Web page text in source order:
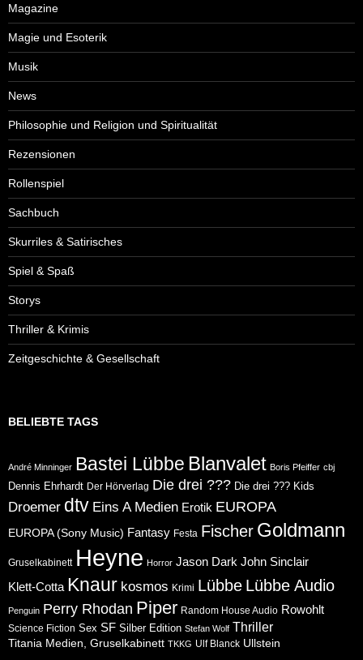
Magazine
Magie und Esoterik
Musik
News
Philosophie und Religion und Spiritualität
Rezensionen
Rollenspiel
Sachbuch
Skurriles & Satirisches
Spiel & Spaß
Storys
Thriller & Krimis
Zeitgeschichte & Gesellschaft
BELIEBTE TAGS
André Minninger Bastei Lübbe Blanvalet Boris Pfeiffer cbj
Dennis Ehrhardt Der Hörverlag Die drei ??? Die drei ??? Kids
Droemer dtv Eins A Medien Erotik EUROPA
EUROPA (Sony Music) Fantasy Festa Fischer Goldmann
Gruselkabinett Heyne Horror Jason Dark John Sinclair
Klett-Cotta Knaur kosmos Krimi Lübbe Lübbe Audio
Penguin Perry Rhodan Piper Random House Audio Rowohlt
Science Fiction Sex SF Silber Edition Stefan Wolf Thriller
Titania Medien, Gruselkabinett TKKG Ulf Blanck Ullstein